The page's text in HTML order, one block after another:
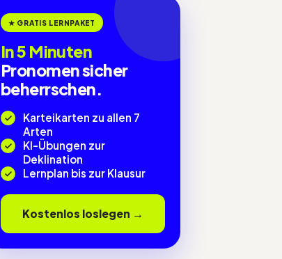
★ GRATIS LERNPAKET
In 5 Minuten
Pronomen sicher
beherrschen.
Karteikarten zu allen 7
Arten
KI-Übungen zur
Deklination
Lernplan bis zur Klausur
Kostenlos loslegen →